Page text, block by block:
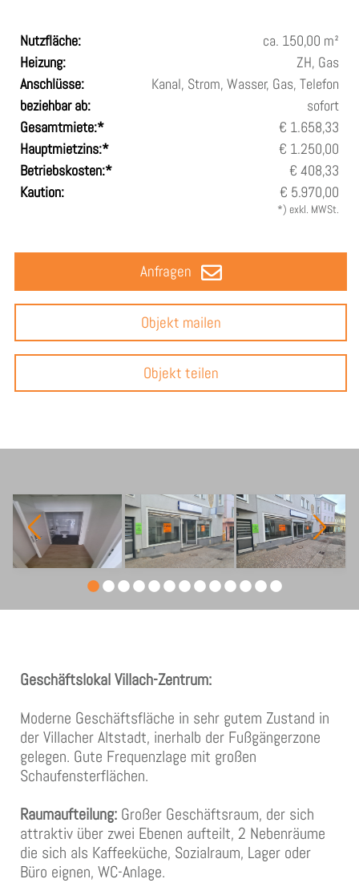
Nutzfläche:
ca. 150,00 m²
Heizung:
ZH, Gas
Anschlüsse:
Kanal, Strom, Wasser, Gas, Telefon
beziehbar ab:
sofort
Gesamtmiete:*
€ 1.658,33
Hauptmietzins:*
€ 1.250,00
Betriebskosten:*
€ 408,33
Kaution:
€ 5.970,00
*) exkl. MWSt.
Anfragen
Objekt mailen
Objekt teilen
Ansicht
Geschäftslokal Villach-Zentrum:
Moderne Geschäftsfläche in sehr gutem Zustand in
der Villacher Altstadt, inerhalb der Fußgängerzone
gelegen. Gute Frequenzlage mit großen
Schaufensterflächen.
Raumaufteilung: Großer Geschäftsraum, der sich
attraktiv über zwei Ebenen aufteilt, 2 Nebenräume
die sich als Kaffeeküche, Sozialraum, Lager oder
Büro eignen, WC-Anlage.